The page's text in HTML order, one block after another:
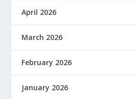
April 2026
March 2026
February 2026
January 2026